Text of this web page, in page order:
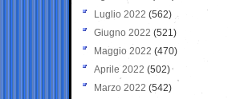
Luglio 2022 (562)
Giugno 2022 (521)
Maggio 2022 (470)
Aprile 2022 (502)
Marzo 2022 (542)